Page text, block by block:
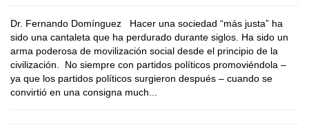
Dr. Fernando Domínguez Hacer una sociedad “más justa” ha
sido una cantaleta que ha perdurado durante siglos. Ha sido un
arma poderosa de movilización social desde el principio de la
civilización. No siempre con partidos políticos promoviéndola –
ya que los partidos políticos surgieron después – cuando se
convirtió en una consigna much...